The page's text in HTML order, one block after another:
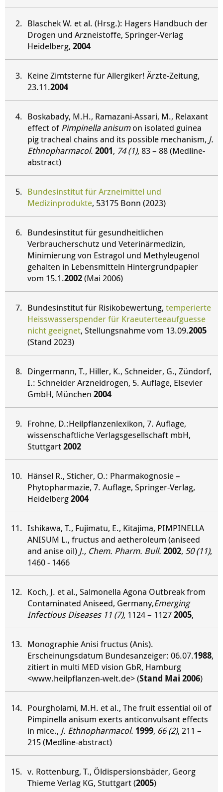
Blaschek W. et al. (Hrsg.): Hagers Handbuch der
Drogen und Arzneistoffe, Springer-Verlag
Heidelberg, 2004
Keine Zimtsterne für Allergiker! Ärzte-Zeitung,
23.11.2004
Boskabady, M.H., Ramazani-Assari, M., Relaxant
effect of Pimpinella anisumon isolated guinea
pig tracheal chains and its possible mechanism, J.
Ethnopharmacol. 2001, 74 (1), 83 – 88 (Medline-
abstract)
Bundesinstitut für Arzneimittel und
Medizinprodukte, 53175 Bonn (2023)
Bundesinstitut für gesundheitlichen
Verbraucherschutz und Veterinärmedizin,
Minimierung von Estragol und Methyleugenol
gehalten in Lebensmitteln Hintergrundpapier
vom 15.1.2002(Mai 2006)
Bundesinstitut für Risikobewertung, temperierte
Heisswasserspender für Kraeuterteeaufguesse
nicht geeignet, Stellungsnahme vom 13.09.2005
(Stand 2023)
Dingermann, T., Hiller, K., Schneider, G., Zündorf,
I.: Schneider Arzneidrogen, 5. Auflage, Elsevier
GmbH, München 2004
Frohne, D.:Heilpflanzenlexikon, 7. Auflage,
wissenschaftliche Verlagsgesellschaft mbH,
Stuttgart2002
Hänsel R., Sticher, O.: Pharmakognosie –
Phytopharmazie, 7. Auflage, Springer-Verlag,
Heidelberg2004
Ishikawa, T., Fujimatu, E., Kitajima, PIMPINELLA
ANISUM L., fructus and aetheroleum (aniseed
and anise oil) J., Chem. Pharm. Bull. 2002, 50 (11),
1460 - 1466
Koch, J. et al., Salmonella Agona Outbreak from
Contaminated Aniseed, Germany,Emerging
Infectious Diseases 11 (7), 1124 – 11272005,
Monographie Anisi fructus (Anis).
Erscheinungsdatum Bundesanzeiger: 06.07.1988,
zitiert in multi MED vision GbR, Hamburg
<www.heilpflanzen-welt.de> (Stand Mai 2006)
Pourgholami, M.H. et al., The fruit essential oil of
Pimpinella anisum exerts anticonvulsant effects
in mice., J. Ethnopharmacol. 1999, 66 (2), 211 –
215 (Medline-abstract)
v. Rottenburg, T., Öldispersionsbäder, Georg
Thieme Verlag KG, Stuttgart (2005)